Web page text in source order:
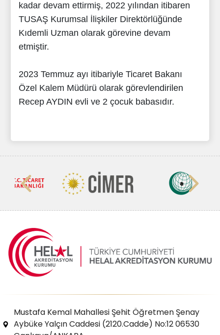
kadar devam ettirmiş, 2022 yılından itibaren
TUSAŞ Kurumsal İlişkiler Direktörlüğünde
Kıdemli Uzman olarak görevine devam
etmiştir.
2023 Temmuz ayı itibariyle Ticaret Bakanı
Özel Kalem Müdürü olarak görevlendirilen
Recep AYDIN evli ve 2 çocuk babasıdır.
Mustafa Kemal Mahallesi Şehit Öğretmen Şenay
Aybüke Yalçın Caddesi (2120.Cadde) No:12 06530